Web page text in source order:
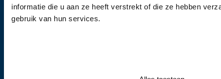
informatie die u aan ze heeft verstrekt of die ze hebben
gebruik van hun services.